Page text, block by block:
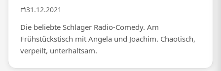
31.12.2021
Die beliebte Schlager Radio-Comedy. Am
Frühstückstisch mit Angela und Joachim. Chaotisch,
verpeilt, unterhaltsam.